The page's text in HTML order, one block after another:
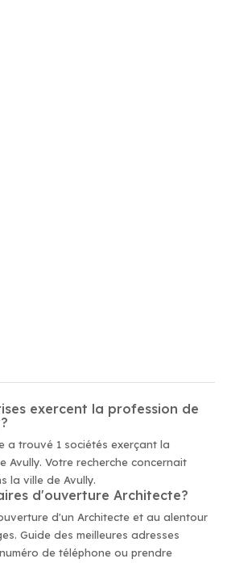
exercent la profession de
a trouvé 1 sociétés exerçant la
Avully. Votre recherche concernait
la ville de Avully.
d'ouverture Architecte?
d'un Architecte et au alentour
Guide des meilleures adresses
de téléphone ou prendre